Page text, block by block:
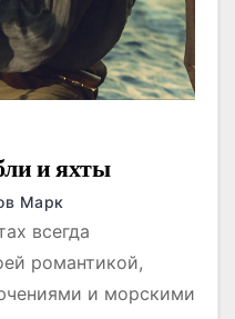
и яхты
Марк
всегда
романтикой,
и морскими